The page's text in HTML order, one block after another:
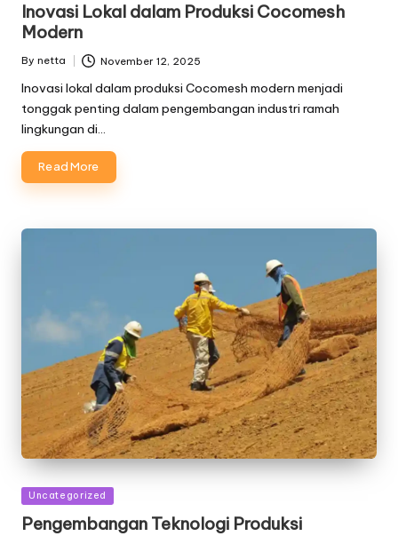
Inovasi Lokal dalam Produksi Cocomesh
Modern
Posted
By netta November 12, 2025
Inovasi lokal dalam produksi Cocomesh modern menjadi
tonggak penting dalam pengembangan industri ramah
lingkungan di…
Read More
Posted
Uncategorized
Pengembangan Teknologi Produksi